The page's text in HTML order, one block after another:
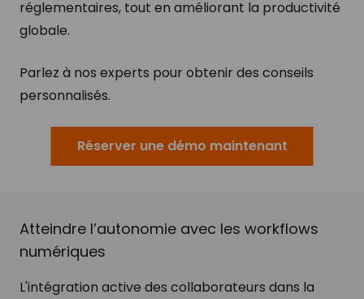
réglementaires, tout en améliorant la productivité
globale.
Parlez à nos experts pour obtenir des conseils
personnalisés.
Réserver une démo maintenant
Atteindre l’autonomie avec les workflows
numériques
L'intégration active des collaborateurs dans la